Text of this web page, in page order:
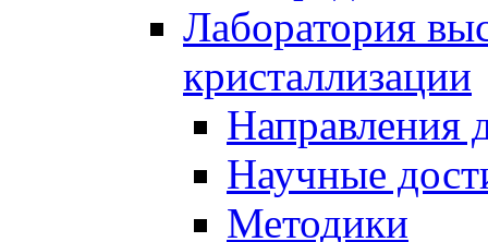
Лаборатория
кристаллизации
Направления
Научные
Методики